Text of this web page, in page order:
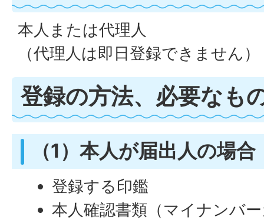
本人または代理人
（代理人は即日登録できません）
登録の方法、必要なも
（1）本人が届出人の場合
登録する印鑑
本人確認書類（マイナンバ